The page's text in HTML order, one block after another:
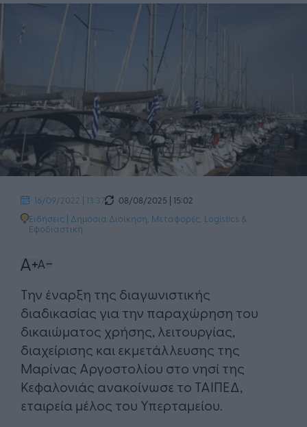
16/09/2022 | 13:37
08/08/2025 | 15:02
Ειδήσεις | Δημόσια Διοίκηση Μεταφορές, Logistics &
Εφοδιαστική
Την έναρξη της διαγωνιστικής
διαδικασίας για την παραχώρηση του
δικαιώματος χρήσης, λειτουργίας,
διαχείρισης και εκμετάλλευσης της
Μαρίνας Αργοστολίου στο νησί της
Κεφαλονιάς ανακοίνωσε το ΤΑΙΠΕΔ,
εταιρεία μέλος του Υπερταμείου.